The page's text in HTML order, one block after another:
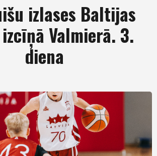
izlases Baltijas
Valmierā. 3.
diena